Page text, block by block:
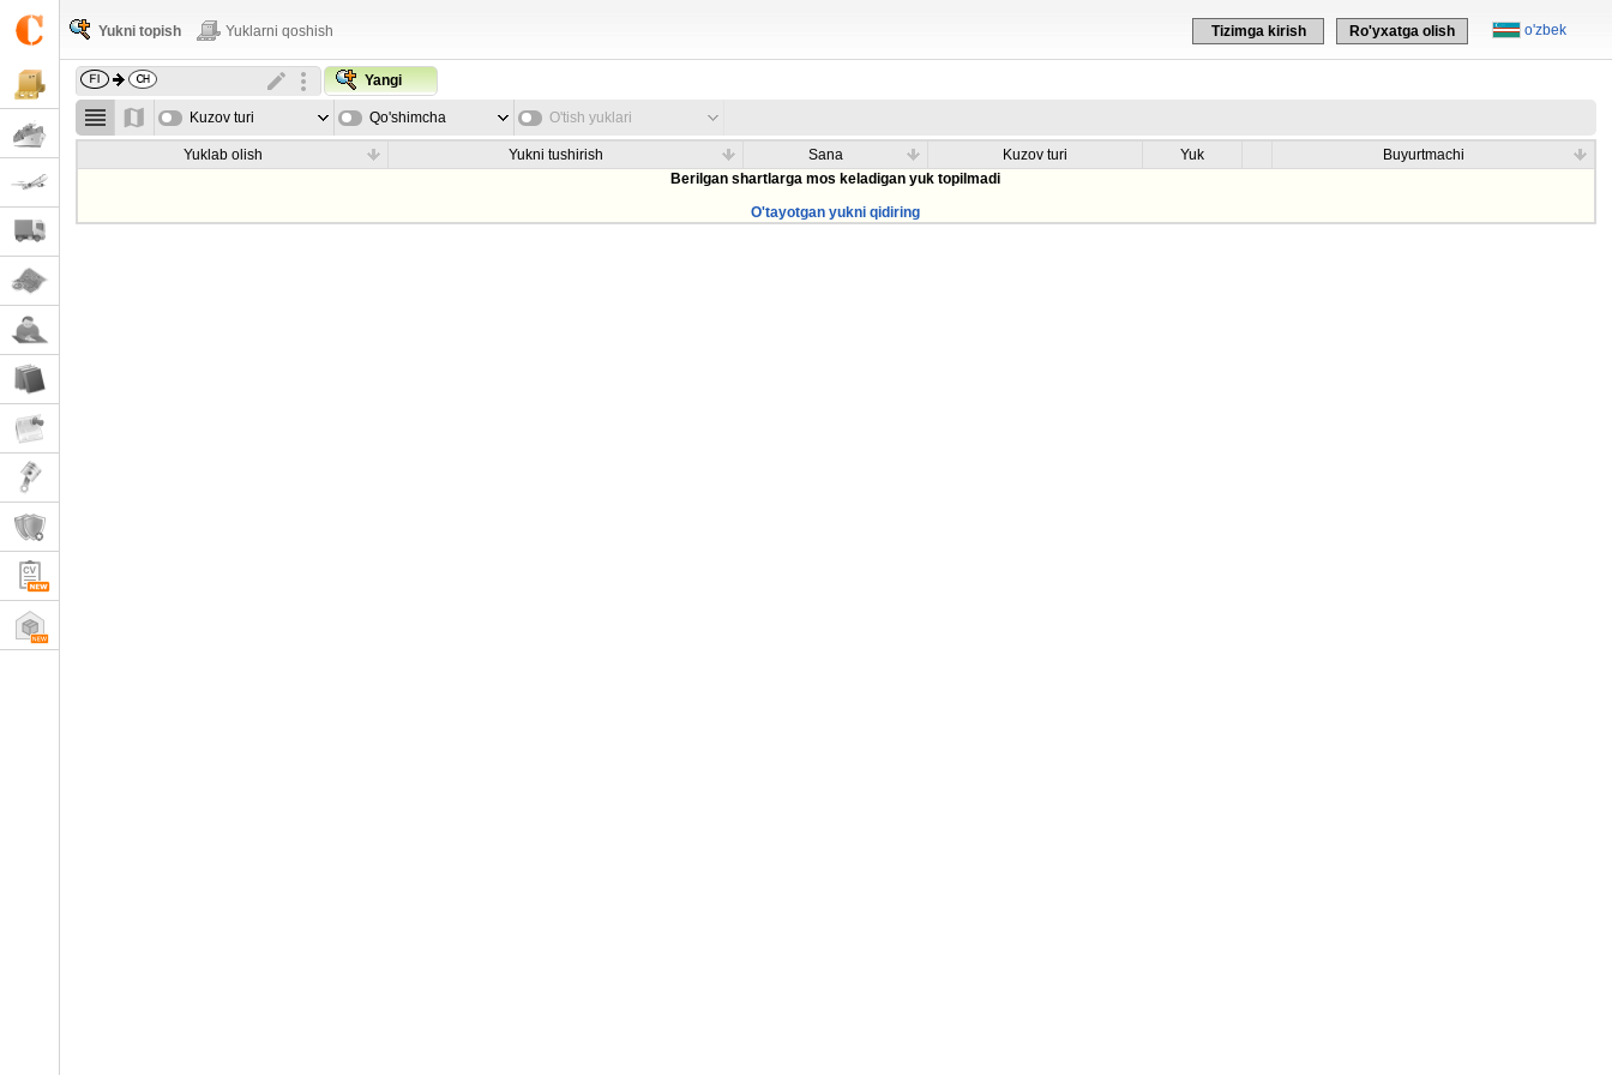
o'zbek
Tizimga kirish Ro'yxatga olish
Yukni topish Yuklarni qoshish
Yangi
Kuzov turi Qo'shimcha
parametrla
O'tish yuklari
Yuklab olish Yukni tushirish Sana Kuzov turi Yuk
Buyurtmachi
Berilgan shartlarga mos keladigan yuk topilmadi
O'tayotgan yukni qidiring